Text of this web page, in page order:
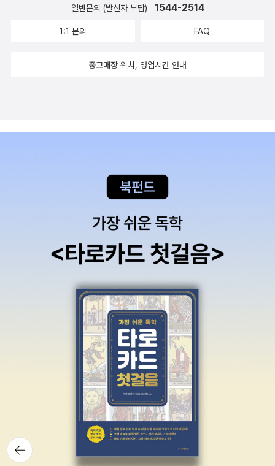
뒤로가
기
일반문의 (발신자 부담) 1544-2514
1:1 문의 FAQ
중고매장 위치, 영업시간 안내